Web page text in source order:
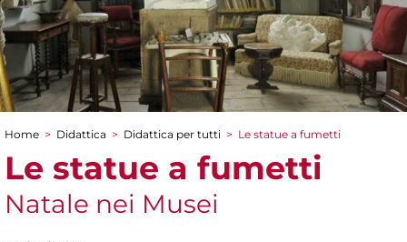
Tu sei qui
Home > Didattica > Didattica per tutti > Le statue a fumetti
Le statue a fumetti
Natale nei Musei